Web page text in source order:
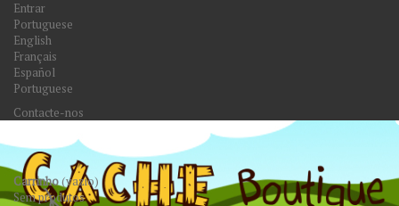
Entrar
Portuguese
English
Français
Español
Portuguese
Contacte-nos
Carrinho(vazio)
Sem produtos